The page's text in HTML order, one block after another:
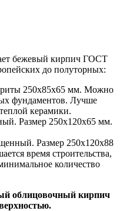
бежевый кирпич ГОСТ
до полуторных:
250х85х65 мм. Можно
фундаментов. Лучше
керамики.
Размер 250х120х65 мм.
Размер 250х120х88
время строительства,
количество
облицовочный кирпич